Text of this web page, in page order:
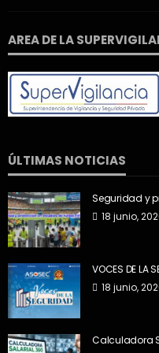
AREA DE LA
ÚLTIMAS NOTICIAS
Seguridad y
18 junio,
VOCES DE LA
18 junio,
Calculadora